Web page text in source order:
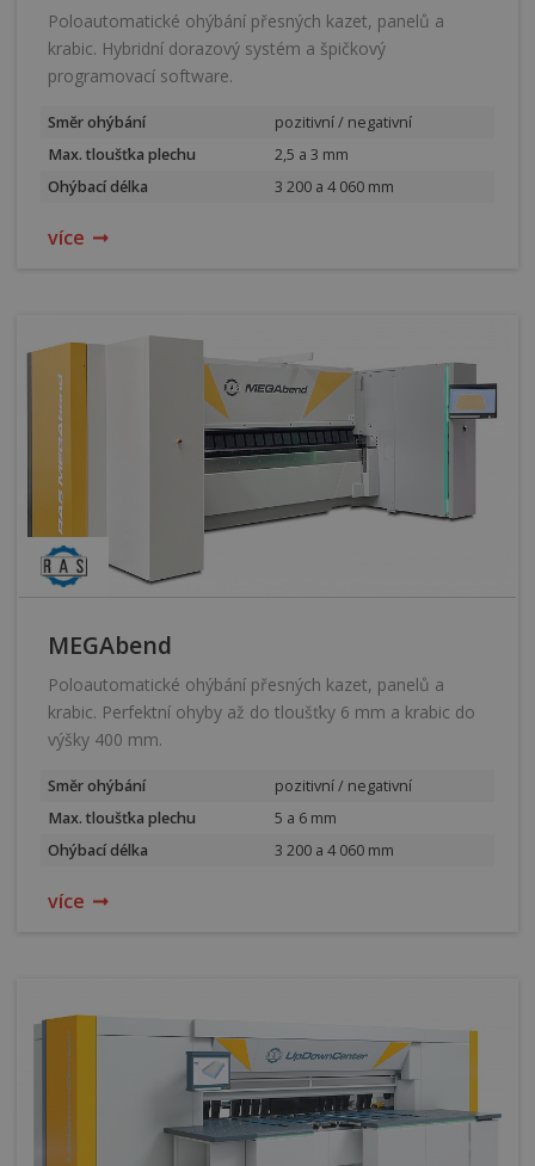
Poloautomatické ohýbání přesných kazet, panelů a
krabic. Hybridní dorazový systém a špičkový
programovací software.
Směr ohýbání
pozitivní / negativní
Max. tloušťka plechu
2,5 a 3 mm
Ohýbací délka
3 200 a 4 060 mm
více
MEGAbend
Poloautomatické ohýbání přesných kazet, panelů a
krabic. Perfektní ohyby až do tloušťky 6 mm a krabic do
výšky 400 mm.
Směr ohýbání
pozitivní / negativní
Max. tloušťka plechu
5 a 6 mm
Ohýbací délka
3 200 a 4 060 mm
více